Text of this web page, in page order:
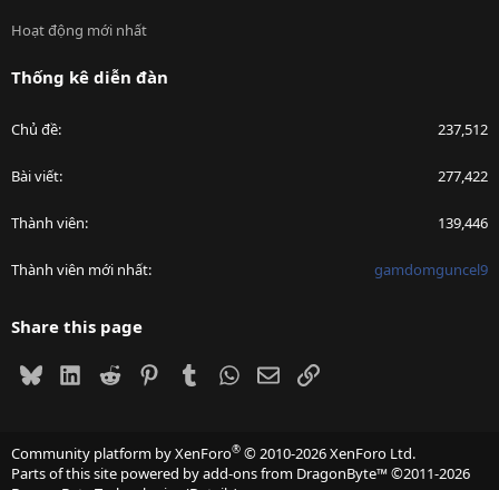
Hoạt động mới nhất
Thống kê diễn đàn
Chủ đề 237,512
Bài viết 277,422
Thành viên 139,446
Thành viên mới nhất gamdomguncel9
Share this page
BlueskyLinkedIn
Reddit PinterestTumblrWhatsApp
EmailLink
Community platform by XenForo® © 2010-2026 XenForo Ltd.
Parts of this site powered byadd-ons from DragonByte™©2011-2026